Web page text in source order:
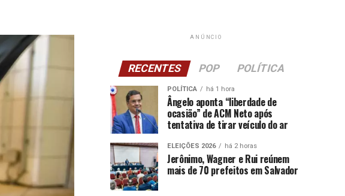
ANÚNCIO
RECENTES POP POLÍTICA
POLÍTICA há 1 hora
Ângelo aponta “liberdade de
ocasião” de ACM Neto após
tentativa de tirar veículo do ar
ELEIÇÕES 2026 há 2 horas
Jerônimo, Wagner e Rui reúnem
mais de 70 prefeitos em Salvador